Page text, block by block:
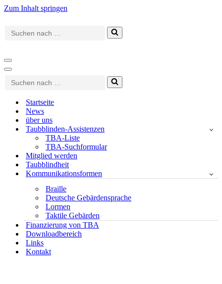
Zum Inhalt springen
Suchen
nach …
Navigationsmenü
Navigationsmenü
Suchen
nach …
Startseite
News
über uns
Taubblinden-Assistenzen
TBA-Liste
TBA-Suchformular
Mitglied werden
Taubblindheit
Kommunikationsformen
Braille
Deutsche Gebärdensprache
Lormen
Taktile Gebärden
Finanzierung von TBA
Downloadbereich
Links
Kontakt